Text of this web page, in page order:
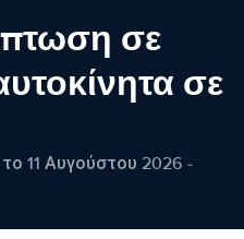
σε
σε
11 Αυγούστου 2026 -